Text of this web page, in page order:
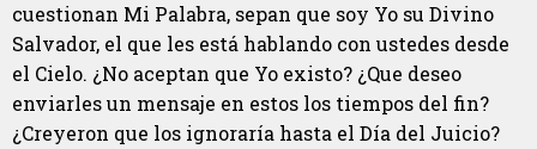
cuestionan Mi Palabra, sepan que soy Yo su Divino
Salvador, el que les está hablando con ustedes desde
el Cielo. ¿No aceptan que Yo existo? ¿Que deseo
enviarles un mensaje en estos los tiempos del fin?
¿Creyeron que los ignoraría hasta el Día del Juicio?